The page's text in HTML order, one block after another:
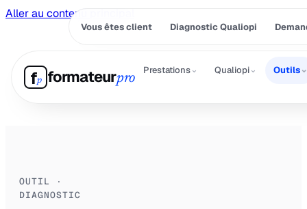
Aller au contenu principal
Vous êtes client Diagnostic Qualiopi
fp formateurpro
Prestations⌄ Qualiopi⌄ Outils⌄
OUTIL ·
DIAGNOSTIC